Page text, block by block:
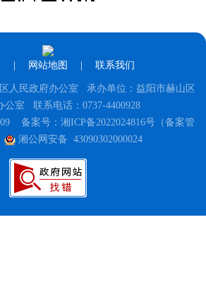
网站地图 联系我们
人民政府办公室 承办单位：益阳市赫山区
公室 联系电话：0737-4400928
备案号：湘ICP备2022024816号（备案管
湘公网安备 43090302000024